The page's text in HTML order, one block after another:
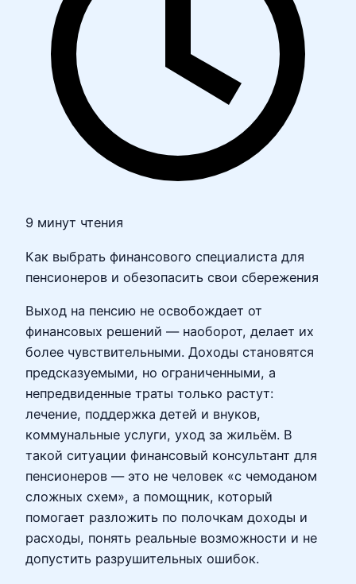
9 минут чтения
Как выбрать финансового специалиста для
пенсионеров и обезопасить свои сбережения
Выход на пенсию не освобождает от
финансовых решений — наоборот, делает их
более чувствительными. Доходы становятся
предсказуемыми, но ограниченными, а
непредвиденные траты только растут:
лечение, поддержка детей и внуков,
коммунальные услуги, уход за жильём. В
такой ситуации финансовый консультант для
пенсионеров — это не человек «с чемоданом
сложных схем», а помощник, который
помогает разложить по полочкам доходы и
расходы, понять реальные возможности и не
допустить разрушительных ошибок.